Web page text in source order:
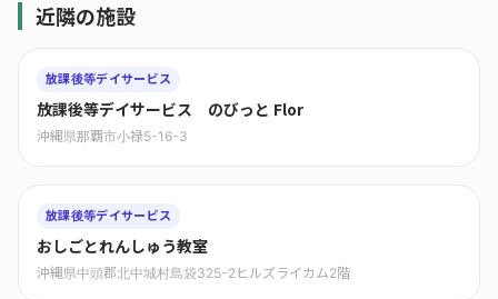
近隣の施設
放課後等デイサービス
放課後等デイサービス のびっと Flor
沖縄県那覇市小禄5-16-3
放課後等デイサービス
おしごとれんしゅう教室
沖縄県中頭郡北中城村島袋325-2ヒルズライカム2階